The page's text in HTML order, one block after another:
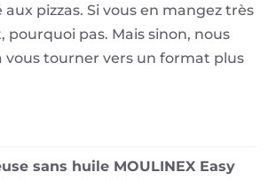
pizzas. Si vous en mangez très
pourquoi pas. Mais sinon, nous
vous tourner vers un format plus
sans huile MOULINEX Easy